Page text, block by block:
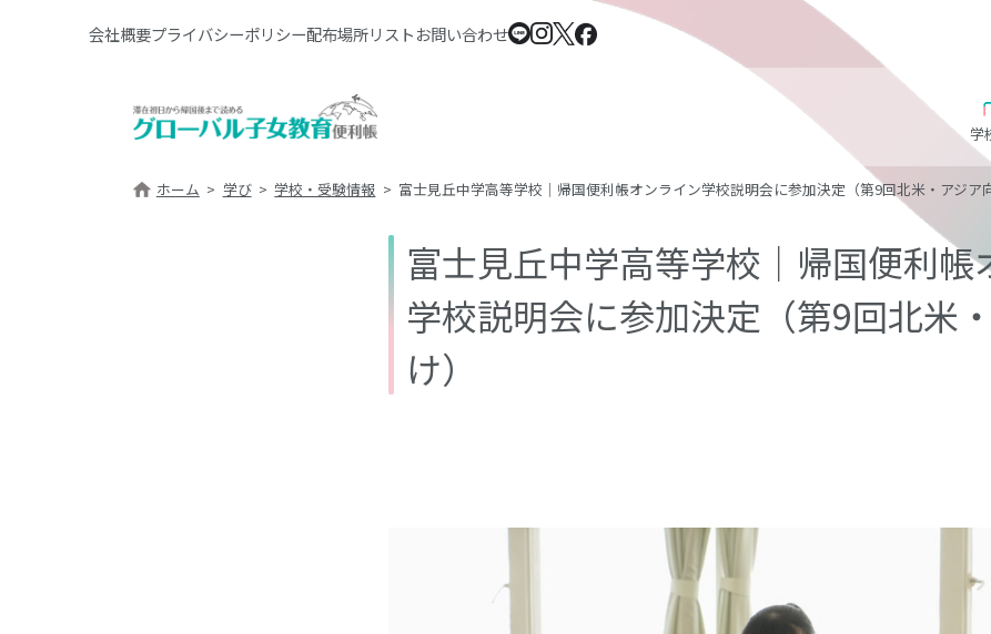
会社概要プライバシーポリシー配布場所リストお問い合わせ
学
ホーム 学び 学校・受験情報 富士見丘中学高等学校｜帰国便利帳オンライン学校説明会に参加決定（第9回北米・アジア
富士見丘中学高等学校｜帰国便利帳
学校説明会に参加決定（第9回北米
け）